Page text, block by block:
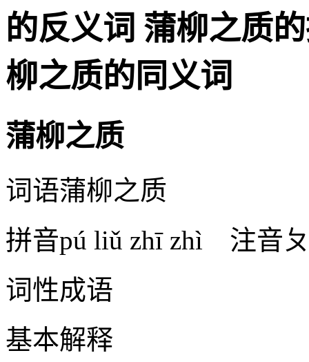
的反义词 蒲柳之质
柳之质的同义词
蒲柳之质
词语蒲柳之质
拼音pú liǔ zhī zhì 注音
词性成语
基本解释